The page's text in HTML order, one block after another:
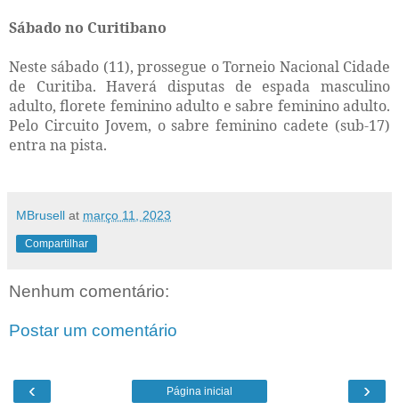
Sábado no Curitibano
Neste sábado (11), prossegue o Torneio Nacional Cidade
de Curitiba. Haverá disputas de espada masculino
adulto, florete feminino adulto e sabre feminino adulto.
Pelo Circuito Jovem, o sabre feminino cadete (sub-17)
entra na pista.
MBrusell at março 11, 2023
Compartilhar
Nenhum comentário:
Postar um comentário
‹ ›
Página inicial